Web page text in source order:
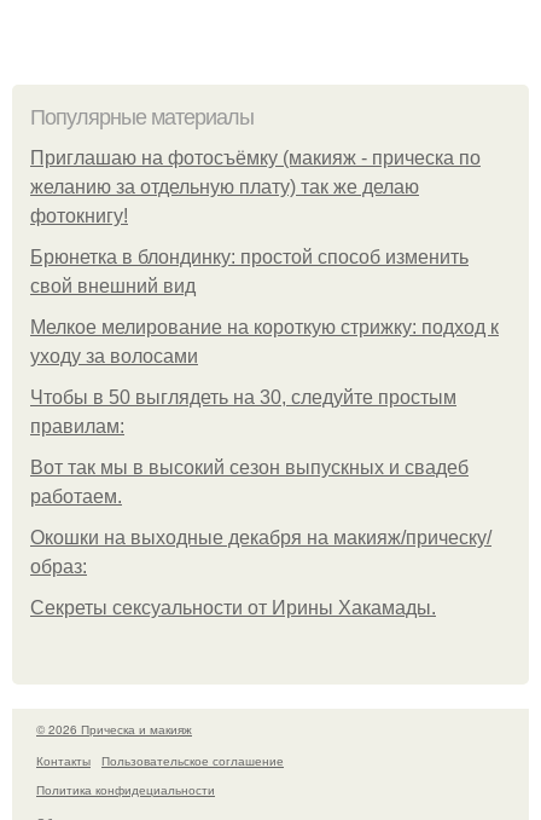
Популярные материалы
Приглашаю на фотосъёмку (макияж - прическа по
желанию за отдельную плату) так же делаю
фотокнигу!
Брюнетка в блондинку: простой способ изменить
свой внешний вид
Мелкое мелирование на короткую стрижку: подход к
уходу за волосами
Чтобы в 50 выглядеть на 30, следуйте простым
правилам:
Вот так мы в высокий сезон выпускных и свадеб
работаем.
Окошки на выходные декабря на макияж/прическу/
образ:
Секреты сексуальности от Ирины Хакамады.
© 2026 Прическа и макияж
Контакты
Пользовательское соглашение
Политика конфидециальности